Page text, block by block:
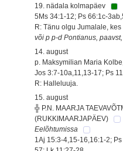
19. nädala kolmapäev
5Ms 34:1-12; Ps 66:1c-
R: Tänu olgu Jumalale,
või p p-d Pontianus,
14. august
p. Maksymilian Maria
Jos 3:7-10a,11,13-17; Ps
R: Halleluuja.
15. august
╬ P.N. MAARJA
(RUKKIMAARJAPÄEV)
Eelõhtumissa
1Aj 15:3-4,15-16,16:1-2;